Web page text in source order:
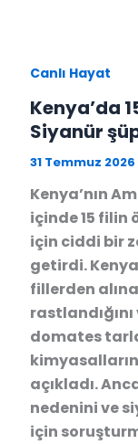
Canlı Hayat
Kenya’da
Siyanür
31 Temmuz 2026
Kenya’nın
içinde 15 filin
için ciddi bir
getirdi.
fillerden
domates
açıkladı.
nedenini ve
için